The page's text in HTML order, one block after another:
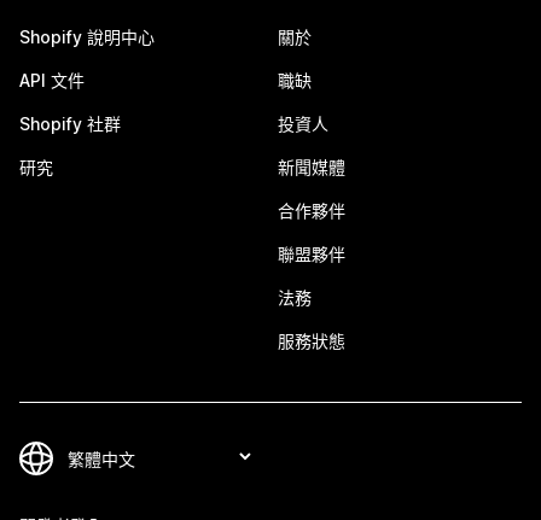
Shopify 說明中心
API 文件
Shopify 社群
研究
關於
職缺
投資人
新聞媒體
合作夥伴
聯盟夥伴
法務
服務狀態